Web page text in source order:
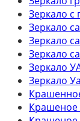
Зеркало с
Зеркало
Зеркало
Зеркало
Зеркало
Зеркало
Крашеное